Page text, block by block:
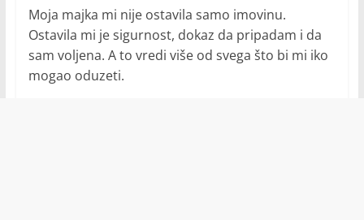
Moja majka mi nije ostavila samo imovinu.
Ostavila mi je sigurnost, dokaz da pripadam i da
sam voljena. A to vredi više od svega što bi mi iko
mogao oduzeti.